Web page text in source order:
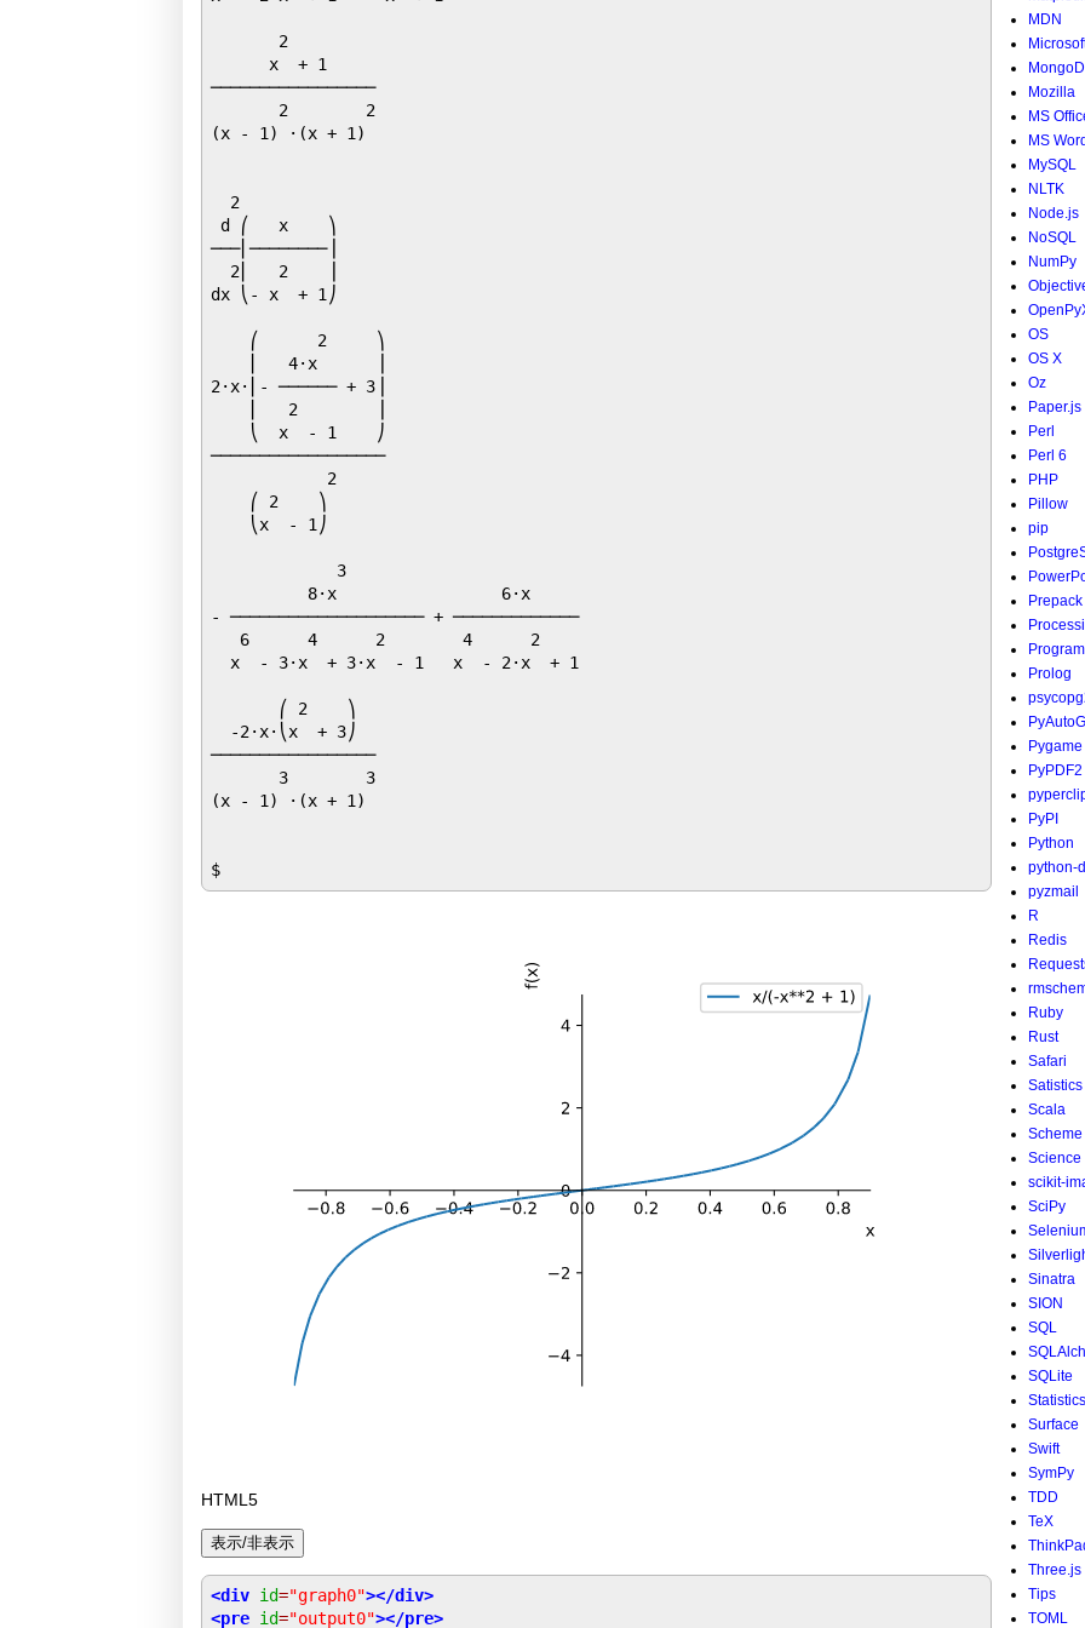
       2
      x  + 1
─────────────────
       2        2
(x - 1) ⋅(x + 1)
  2
d ⎛   x    ⎞
───⎜────────⎟
  2⎜   2    ⎟
dx ⎝- x  + 1⎠
    ⎛      2     ⎞
    ⎜   4⋅x      ⎟
2⋅x⋅⎜- ────── + 3⎟
    ⎜   2        ⎟
    ⎝  x  - 1    ⎠
──────────────────
            2
    ⎛ 2    ⎞
    ⎝x  - 1⎠
             3
          8⋅x                 6⋅x
- ──────────────────── + ─────────────
   6      4      2        4      2
  x  - 3⋅x  + 3⋅x  - 1   x  - 2⋅x  + 1
       ⎛ 2    ⎞
  -2⋅x⋅⎝x  + 3⎠
─────────────────
       3        3
(x - 1) ⋅(x + 1)
$
HTML5
<div id="graph0"></div>
<pre id="output0"></pre>
MDN
Mozilla
MS
MS Word
MySQL
NLTK
Node.js
NoSQL
NumPy
OS
OS X
Oz
Paper.js
Perl
Perl 6
PHP
Pillow
pip
Prepack
Prolog
Pygame
PyPDF2
PyPI
Python
python-
pyzmail
R
Redis
Ruby
Rust
Safari
Satistics
Scala
Scheme
Science
scikit-
SciPy
Sinatra
SION
SQL
SQLite
Statistics
Surface
Swift
SymPy
TDD
TeX
Three.js
Tips
TOML